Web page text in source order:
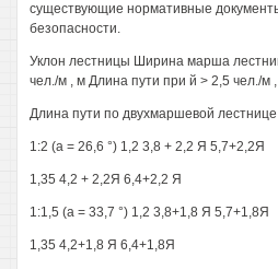
существующие нормативные
безопасности.
Уклон лестницы Ширина марша
чел./м , м Длина пути при й > 2,5 чел./м
Длина пути по двухмаршевой лестнице
1:2 (а = 26,6 °) 1,2 3,8 + 2,2 Я 5,7+2,2Я
1,35 4,2 + 2,2Я 6,4+2,2 Я
1:1,5 (а = 33,7 °) 1,2 3,8+1,8 Я 5,7+1,8Я
1,35 4,2+1,8 Я 6,4+1,8Я